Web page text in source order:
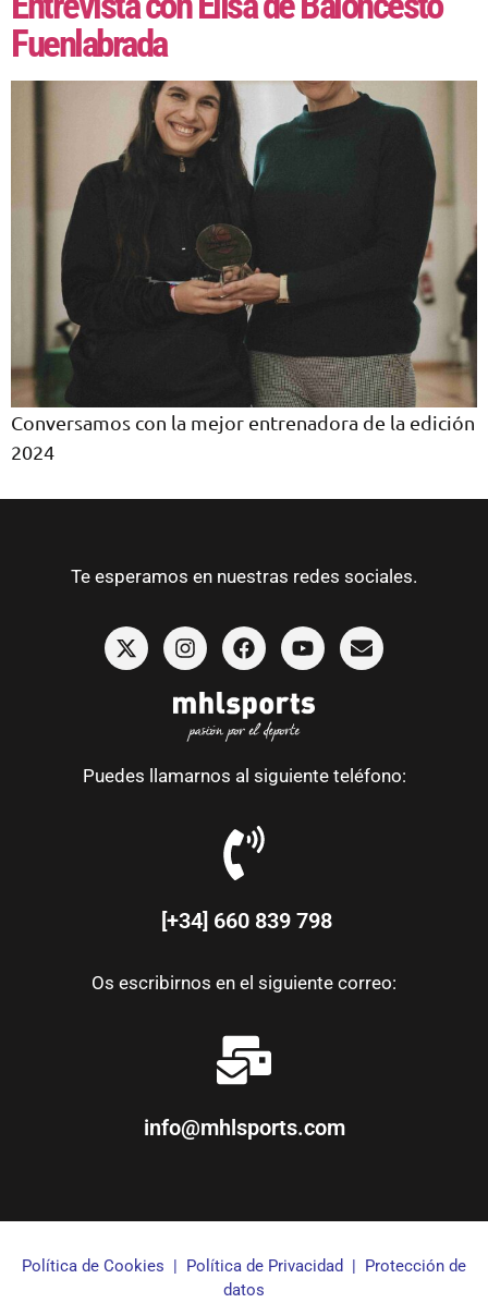
Fuenlabrada
Conversamos con la mejor entrenadora de la edición
2024
Te esperamos en nuestras redes sociales.
Puedes llamarnos al siguiente teléfono:
[+34] 660 839 798
Os escribirnos en el siguiente correo:
info@mhlsports.com
Política de Cookies | Política de Privacidad | Protección de
datos